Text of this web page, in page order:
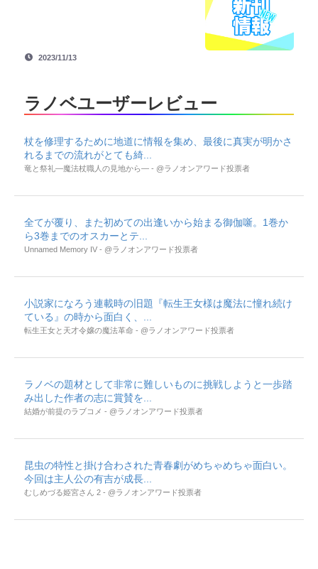
2023/11/13
ラノベユーザーレビュー
杖を修理するために地道に情報を集め、最後に真実が明かさ
れるまでの流れがとても綺...
竜と祭礼―魔法杖職人の見地から― - @ラノオンアワード投票者
全てが覆り、また初めての出逢いから始まる御伽噺。1巻か
ら3巻までのオスカーとテ...
Unnamed Memory IV - @ラノオンアワード投票者
小説家になろう連載時の旧題『転生王女様は魔法に憧れ続け
ている』の時から面白く、...
転生王女と天才令嬢の魔法革命 - @ラノオンアワード投票者
ラノベの題材として非常に難しいものに挑戦しようと一歩踏
み出した作者の志に賞賛を...
結婚が前提のラブコメ - @ラノオンアワード投票者
昆虫の特性と掛け合わされた青春劇がめちゃめちゃ面白い。
今回は主人公の有吉が成長...
むしめづる姫宮さん 2 - @ラノオンアワード投票者